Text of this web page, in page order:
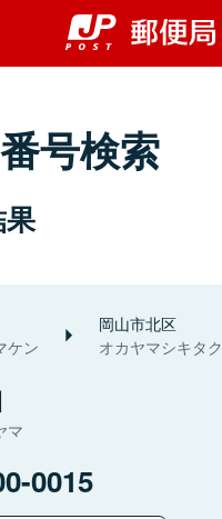
号検索
ケン
岡山市北区
オカヤマシキタク
マ
0015